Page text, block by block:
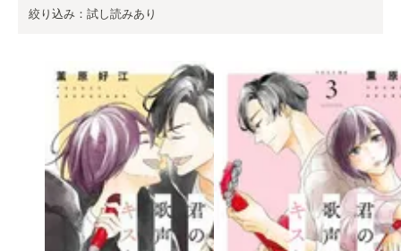
絞り込み：試し読みあり